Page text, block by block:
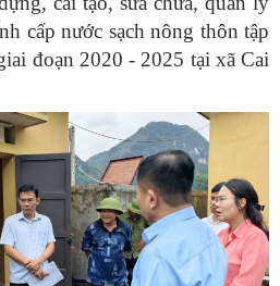
cấp nước sạch nông thôn tập
đoạn 2020 - 2025 tại xã Cai